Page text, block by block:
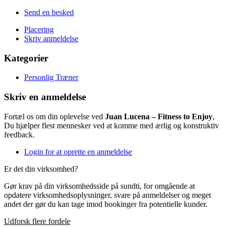
Send en besked
Placering
Skriv anmeldelse
Kategorier
Personlig Træner
Skriv en anmeldelse
Fortæl os om din oplevelse ved Juan Lucena – Fitness to Enjoy,
Du hjælper flest mennesker ved at komme med ærlig og konstruktiv
feedback.
Login for at oprette en anmeldelse
Er det din virksomhed?
Gør krav på din virksomhedsside på sundti, for omgående at
opdatere virksomhedsoplysninger, svare på anmeldelser og meget
andet der gør du kan tage imod bookinger fra potentielle kunder.
Udforsk flere fordele